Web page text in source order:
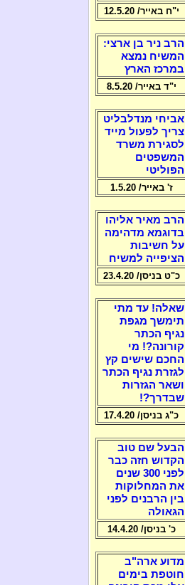
י"ח באייר/ 12.5.20
הרב ניר בן ארצי:
המשיח נמצא
במרכז הארץ
י"ד באייר/ 8.5.20
אביחי מנדלבליט
צריך לפעול מייד
לסגירת משרד
המשפטים
הפוליטי
ז' באייר/ 1.5.20
הרב מאיר אליהו
בדוגמא מדהימה
על חשיבות
הציפייה למשיח
כ"ט בניסן/ 23.4.20
שאלה! עד מתי
תימשך מגפת
נגיף הכתר
קורונה?! מי
החכם שישים קץ
לגזרת נגיף הכתר
ושאר הגזרות
שבדרך?!
כ"ג בניסן/ 17.4.20
הבעל שם טוב
הקדוש חזה כבר
לפני 300 שנים
את המחלוקות
בין הרבנים לפני
הגאולה
כ' בניסן/ 14.4.20
מדוע ארה"ב
חוטפת בימים